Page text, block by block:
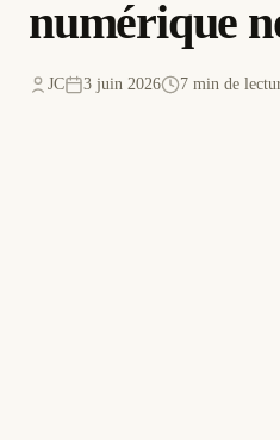
numérique
JC 3 juin 2026 7 min de